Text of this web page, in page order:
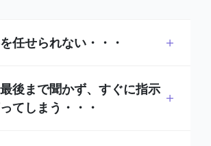
任せられない・・・
後まで聞かず、すぐに指示
てしまう・・・